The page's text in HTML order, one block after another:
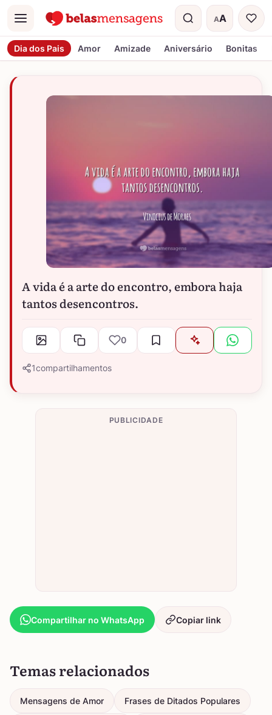
Menu AA
Tamanho do
Dia dos Pais Amor Amizade Aniversário Bonitas
A vida é a arte do encontro, embora haja
tantos desencontros.
0
1compartilhamentos
PUBLICIDADE
Compartilhar no WhatsApp Copiar link
Temas relacionados
Mensagens de Amor Frases de Ditados Populares